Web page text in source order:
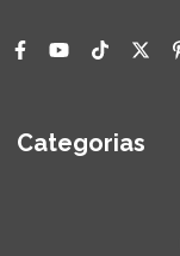
Categorias